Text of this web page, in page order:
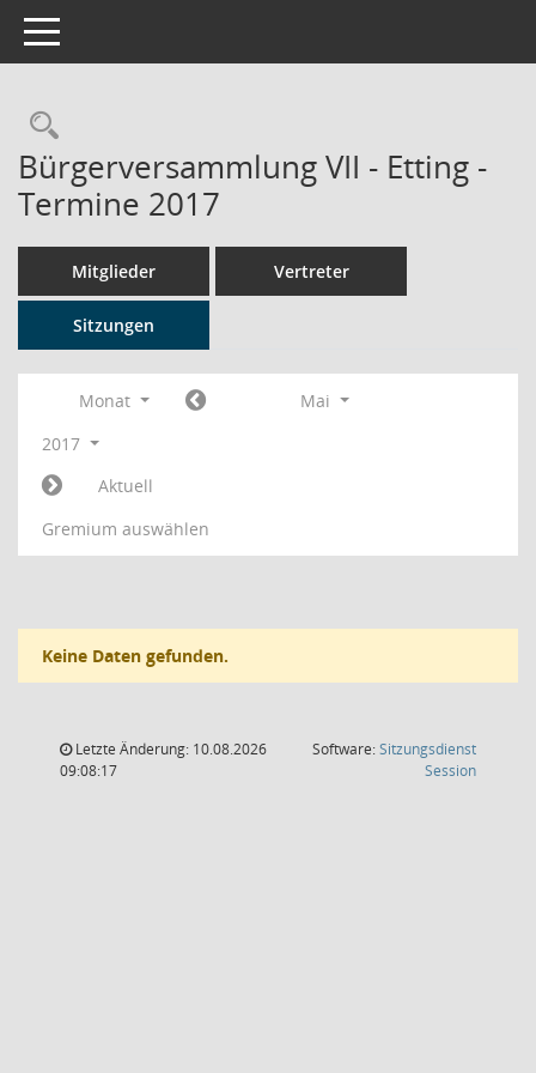
Toggle navigation
Rechercheauswahl
Bürgerversammlung VII - Etting -
Termine 2017
Mitglieder Vertreter
Sitzungen
Monat
Mai
2017
Aktuell
Gremium auswählen
Keine Daten gefunden.
Letzte Änderung: 10.08.2026
09:08:17
Software:Sitzungsdienst
Session(Wird in